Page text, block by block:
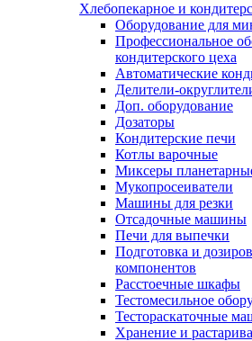
Хлебопекарное и
Оборудование для
Профессиональное
кондитерского цеха
Автоматические
Делители-
Доп. оборудование
Дозаторы
Кондитерские печи
Котлы варочные
Миксеры
Мукопросеиватели
Машины для резки
Отсадочные машины
Печи для выпечки
Подготовка и
компонентов
Расстоечные шкафы
Тестомесильное
Тестораскаточные
Хранение и